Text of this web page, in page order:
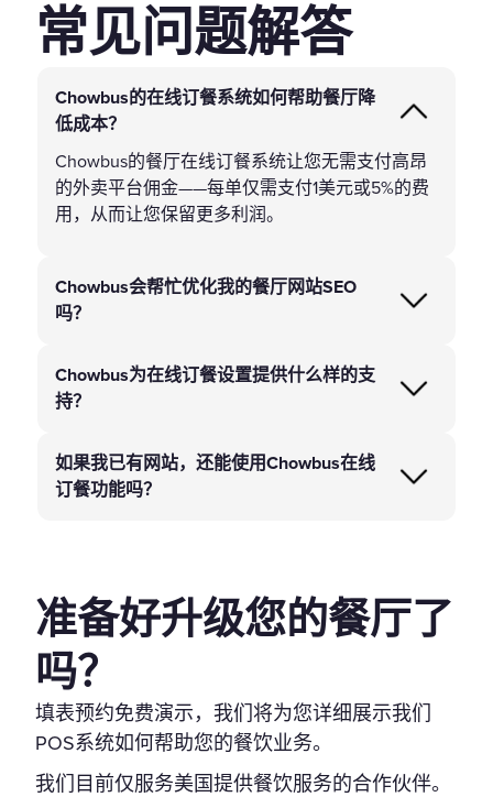
常见问题解答
Chowbus的在线订餐系统如何帮助餐厅降
低成本？
Chowbus的餐厅在线订餐系统让您无需支付高昂
的外卖平台佣金——每单仅需支付1美元或5%的费
用，从而让您保留更多利润。
Chowbus会帮忙优化我的餐厅网站SEO
吗？
Chowbus为在线订餐设置提供什么样的支
持？
如果我已有网站，还能使用Chowbus在线
订餐功能吗？
准备好升级您的餐厅了
吗？
填表预约免费演示，我们将为您详细展示我们
POS系统如何帮助您的餐饮业务。
我们目前仅服务美国提供餐饮服务的合作伙伴。